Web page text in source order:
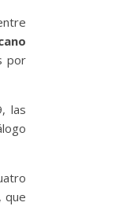
por
las
que